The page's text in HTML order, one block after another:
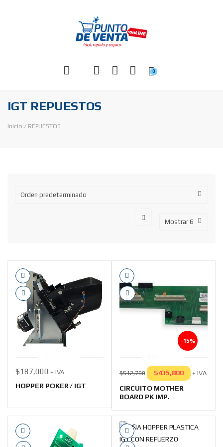
0
IGT REPUESTOS
Inicio / REPUESTOS
out
5
$187,000 + IVA
HOPPER POKER / IGT
-15%
0
out
of
$512,700 $435,800 + IVA
CIRCUITO MOTHER
BOARD PK IMP.